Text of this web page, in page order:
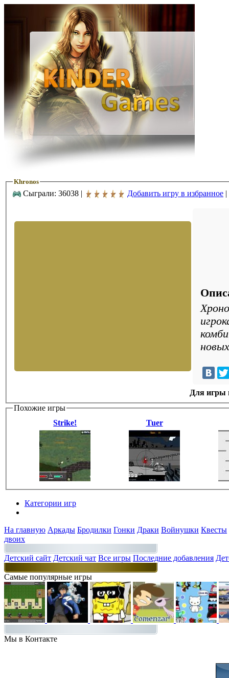
Khronos
Сыграли: 36038 | Добавить игру в избранное |
Для игры
Похожие игры
Strike!
Tuer
Категории игр
На главную Аркады Бродилки Гонки Драки Войнушки Квесты
двоих
Детский сайт Детский чат Все игры Последние добавления
Самые популярные игры
Мы в Контакте